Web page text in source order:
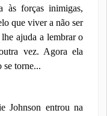
às forças inimigas,
que viver a não ser
ajuda a lembrar o
vez. Agora ela
se torne...
Johnson entrou na